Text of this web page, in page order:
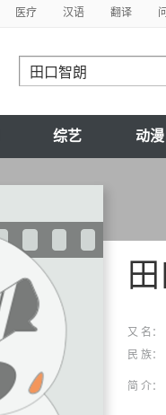
医疗 汉语 翻译
综艺 动漫
又 名：
民 族：
简 介：